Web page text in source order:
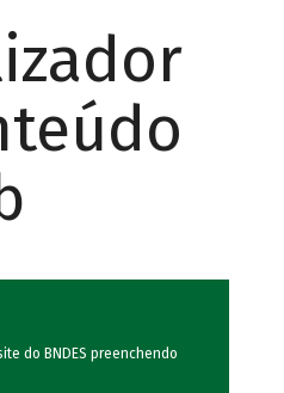
do BNDES preenchendo